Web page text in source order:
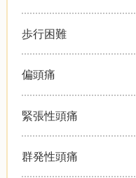
歩行困難
偏頭痛
緊張性頭痛
群発性頭痛